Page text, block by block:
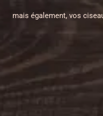
mais également, vos